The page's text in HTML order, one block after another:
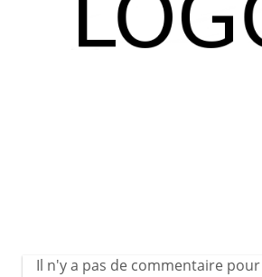
Il n'y a pas de commentaire